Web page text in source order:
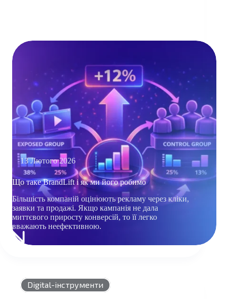
13 Лютого 2026
Що таке BrandLift і як ми його робимо
Більшість компаній оцінюють рекламу через кліки,
заявки та продажі. Якщо кампанія не дала
миттєвого приросту конверсій, то її легко
вважають неефективною.
ЩО
ЯК
МИ
Digital-інструменти